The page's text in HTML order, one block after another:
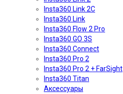
Insta360 Link 2C
Insta360 Link
Insta360 Flow 2 Pro
Insta360 GO 3S
Insta360 Connect
Insta360 Pro 2
Insta360 Pro 2 + FarSight
Insta360 Titan
Аксессуары